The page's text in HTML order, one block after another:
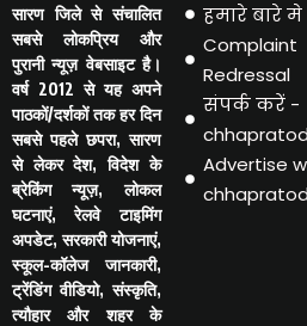
सारण जिले से संचालित
सबसे लोकप्रिय और
पुरानी न्यूज़ वेबसाइट है।
वर्ष 2012 से यह अपने
पाठकों/दर्शकों तक हर दिन
सबसे पहले छपरा, सारण
से लेकर देश, विदेश के
ब्रेकिंग न्यूज़, लोकल
घटनाएं, रेलवे टाइमिंग
अपडेट, सरकारी योजनाएं,
स्कूल-कॉलेज जानकारी,
ट्रेंडिंग वीडियो, संस्कृति,
त्यौहार और शहर के
हमारे बारे मे
Complaint
Redressal
संपर्क करें -
Advertise